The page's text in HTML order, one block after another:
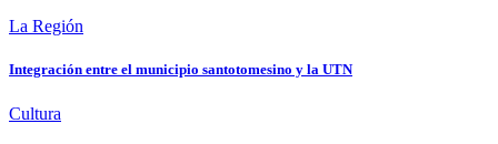
La Región
Integración entre el municipio santotomesino y la UTN
Cultura